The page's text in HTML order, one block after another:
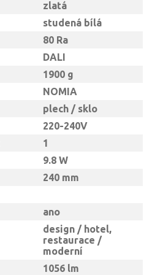
zlatá
studená bílá
80 Ra
DALI
1900 g
NOMIA
plech / sklo
220-240V
1
9.8 W
240 mm
ano
design / hotel,
restaurace /
moderní
1056 lm